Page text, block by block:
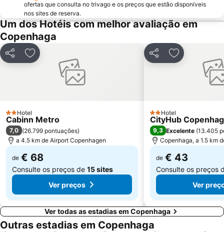
Malmö Arena
Roskilde Station
Lunds Universitet
Christianshavn
Christiania
Ballerup Centret
ofertas que consulta no trivago e os preços que estão disponíveis
nos sites de reserva.
Um dos Hotéis com melhor avaliação em
Copenhaga
PartilharAdicionar aos favoritos
2 Estrelas
Hotel
Cabinn Metro
7,0 (26.799 pontuações)
a 4.5 km de Airport Copenhagen
de € 68
Consulte os preços de 15 sites
Ver preços
PartilharAdicionar
2 Estrelas
Hotel
CityHub
9,3 Excelente (13.405
Copenhaga, a 1.5 km
de € 43
Consulte os preços
Ver
Ver todas as estadias em Copenhaga
Outras estadias em Copenhaga